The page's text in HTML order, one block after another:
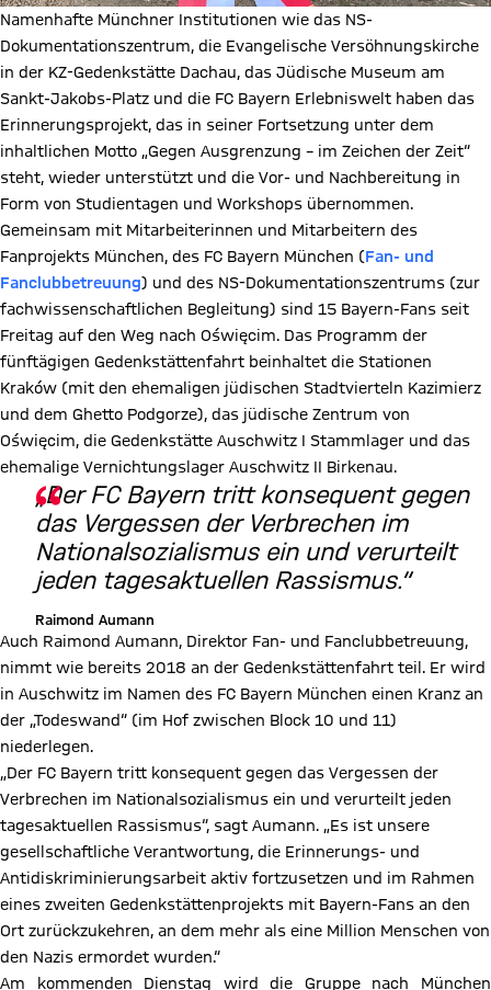
Namenhafte Münchner Institutionen wie das NS-
Dokumentationszentrum, die Evangelische Versöhnungskirche
in der KZ-Gedenkstätte Dachau, das Jüdische Museum am
Sankt-Jakobs-Platz und die FC Bayern Erlebniswelt haben das
Erinnerungsprojekt, das in seiner Fortsetzung unter dem
inhaltlichen Motto „Gegen Ausgrenzung – im Zeichen der Zeit“
steht, wieder unterstützt und die Vor- und Nachbereitung in
Form von Studientagen und Workshops übernommen.
Gemeinsam mit Mitarbeiterinnen und Mitarbeitern des
Fanprojekts München, des FC Bayern München (Fan- und
Fanclubbetreuung) und des NS-Dokumentationszentrums (zur
fachwissenschaftlichen Begleitung) sind 15 Bayern-Fans seit
Freitag auf den Weg nach Oświęcim. Das Programm der
fünftägigen Gedenkstättenfahrt beinhaltet die Stationen
Kraków (mit den ehemaligen jüdischen Stadtvierteln Kazimierz
und dem Ghetto Podgorze), das jüdische Zentrum von
Oświęcim, die Gedenkstätte Auschwitz I Stammlager und das
ehemalige Vernichtungslager Auschwitz II Birkenau.
„Der FC Bayern tritt konsequent gegen
das Vergessen der Verbrechen im
Nationalsozialismus ein und verurteilt
jeden tagesaktuellen Rassismus.“
Raimond Aumann
Auch Raimond Aumann, Direktor Fan- und Fanclubbetreuung,
nimmt wie bereits 2018 an der Gedenkstättenfahrt teil. Er wird
in Auschwitz im Namen des FC Bayern München einen Kranz an
der „Todeswand“ (im Hof zwischen Block 10 und 11)
niederlegen.
„Der FC Bayern tritt konsequent gegen das Vergessen der
Verbrechen im Nationalsozialismus ein und verurteilt jeden
tagesaktuellen Rassismus“, sagt Aumann. „Es ist unsere
gesellschaftliche Verantwortung, die Erinnerungs- und
Antidiskriminierungsarbeit aktiv fortzusetzen und im Rahmen
eines zweiten Gedenkstättenprojekts mit Bayern-Fans an den
Ort zurückzukehren, an dem mehr als eine Million Menschen von
den Nazis ermordet wurden.“
Am kommenden Dienstag wird die Gruppe nach München